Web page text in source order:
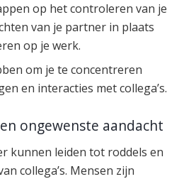
op het controleren van je
van je partner in plaats
op je werk.
om je te concentreren
en interacties met collega’s.
ongewenste aandacht
kunnen leiden tot roddels en
collega’s. Mensen zijn